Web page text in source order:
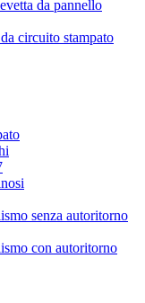
da pannello
circuito stampato
senza autoritorno
con autoritorno